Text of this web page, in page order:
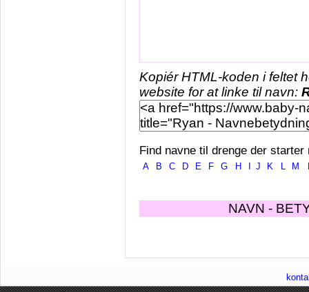
Kopiér HTML-koden i feltet
website for at linke til navn:
Find navne til drenge der starter
A B C D E F G H J K L M
NAVN -